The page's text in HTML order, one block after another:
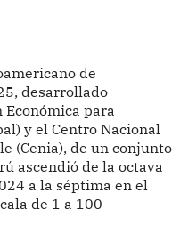
de
desarrollado
para
y el Centro Nacional
(Cenia), de un conjunto
ascendió de la octava
a la séptima en el
de 1 a 100